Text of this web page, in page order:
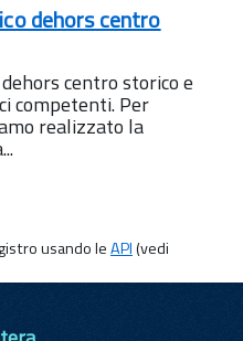
dehors centro
centro storico e
competenti. Per
realizzato la
usando leAPI(vedi